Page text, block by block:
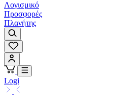
Λογισμικό
Προσφορές
Πλανήτης
Logi